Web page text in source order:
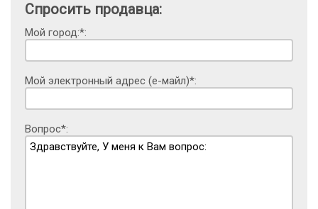
Спросить продавца:
Мой город:*:
Мой электронный адрес (е-майл)*:
Вопрос*: